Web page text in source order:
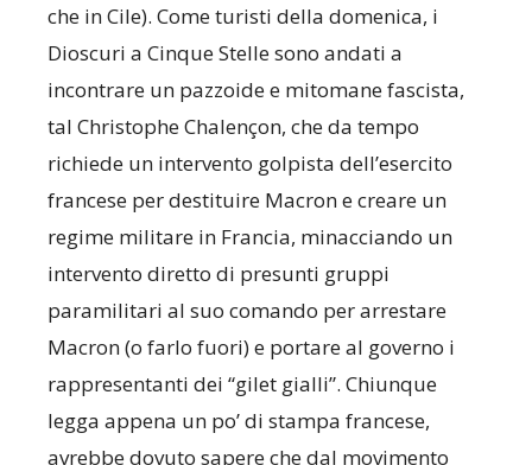
che in Cile). Come turisti della domenica, i
Dioscuri a Cinque Stelle sono andati a
incontrare un pazzoide e mitomane fascista,
tal Christophe Chalençon, che da tempo
richiede un intervento golpista dell’esercito
francese per destituire Macron e creare un
regime militare in Francia, minacciando un
intervento diretto di presunti gruppi
paramilitari al suo comando per arrestare
Macron (o farlo fuori) e portare al governo i
rappresentanti dei “gilet gialli”. Chiunque
legga appena un po’ di stampa francese,
avrebbe dovuto sapere che dal movimento